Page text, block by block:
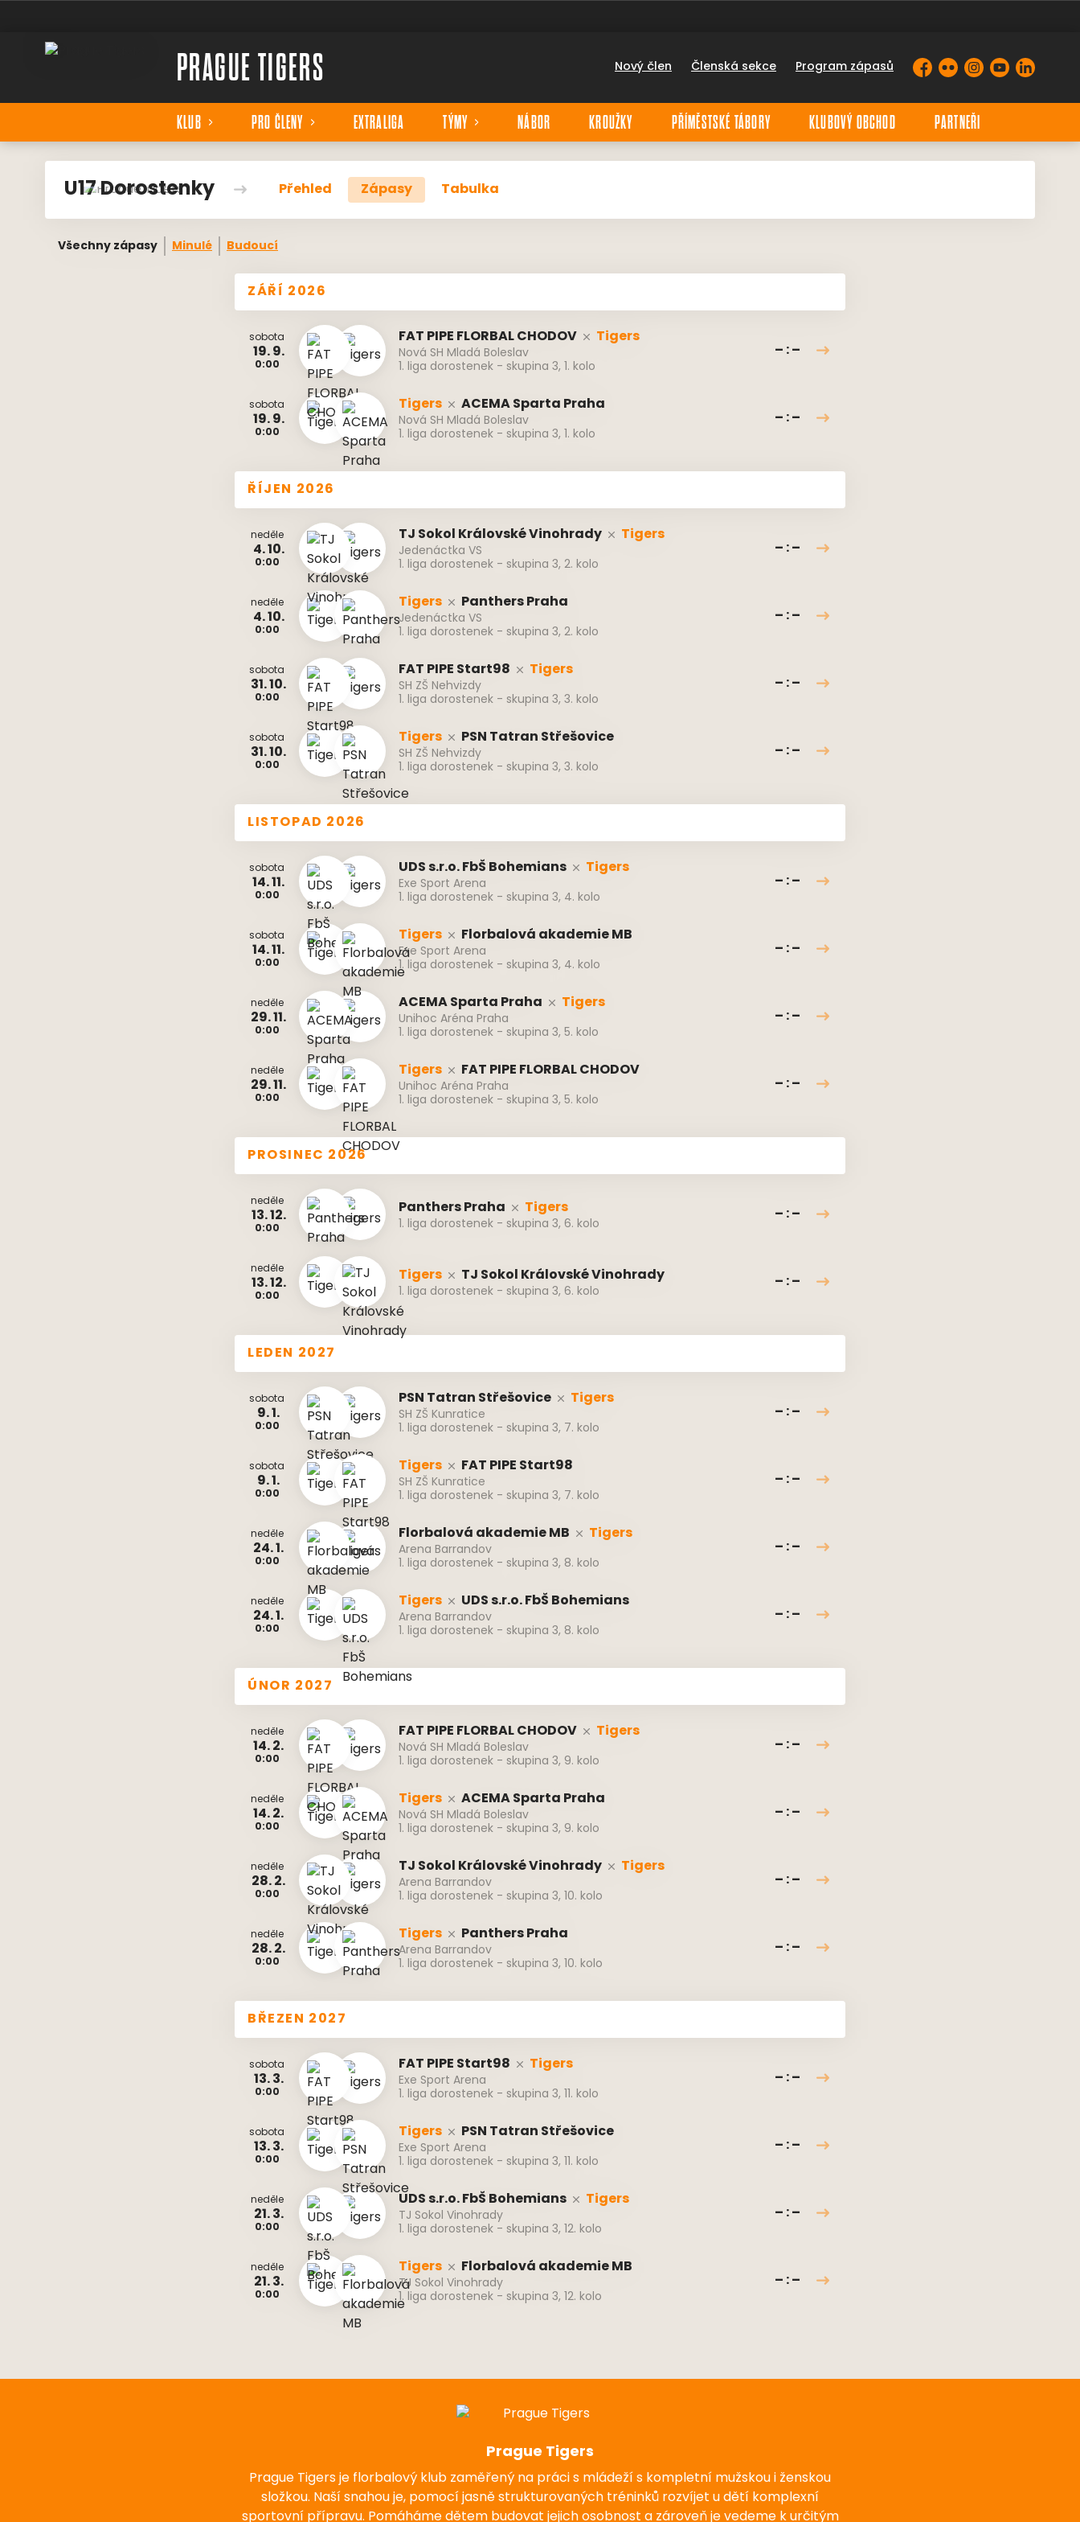
PRAGUE TIGERS Nový člen Členská sekce Program zápasů Facebook
FlickrInstagram
YouTubeLinkedIn
KLUB PRO ČLENY EXTRALIGA TÝMY NÁBOR KROUŽKY PŘÍMĚSTSKÉ TÁBORY KLUBOVÝ OBCHOD PARTNEŘI
U17 Dorostenky Přehled Zápasy Tabulka
Všechny zápasy Minulé Budoucí
ZÁŘÍ 2026
sobota
19. 9.
0:00
FAT PIPE FLORBAL CHODOV Tigers
Nová SH Mladá Boleslav
1. liga dorostenek - skupina 3, 1. kolo
– : –
sobota
19. 9.
0:00
Tigers ACEMA Sparta Praha
Nová SH Mladá Boleslav
1. liga dorostenek - skupina 3, 1. kolo
– : –
ŘÍJEN 2026
neděle
4. 10.
0:00
TJ Sokol Královské Vinohrady Tigers
Jedenáctka VS
1. liga dorostenek - skupina 3, 2. kolo
– : –
neděle
4. 10.
0:00
Tigers Panthers Praha
Jedenáctka VS
1. liga dorostenek - skupina 3, 2. kolo
– : –
sobota
31. 10.
0:00
FAT PIPE Start98 Tigers
SH ZŠ Nehvizdy
1. liga dorostenek - skupina 3, 3. kolo
– : –
sobota
31. 10.
0:00
Tigers PSN Tatran Střešovice
SH ZŠ Nehvizdy
1. liga dorostenek - skupina 3, 3. kolo
– : –
LISTOPAD 2026
sobota
14. 11.
0:00
UDS s.r.o. FbŠ Bohemians Tigers
Exe Sport Arena
1. liga dorostenek - skupina 3, 4. kolo
– : –
sobota
14. 11.
0:00
Tigers Florbalová akademie MB
Exe Sport Arena
1. liga dorostenek - skupina 3, 4. kolo
– : –
neděle
29. 11.
0:00
ACEMA Sparta Praha Tigers
Unihoc Aréna Praha
1. liga dorostenek - skupina 3, 5. kolo
– : –
neděle
29. 11.
0:00
Tigers FAT PIPE FLORBAL CHODOV
Unihoc Aréna Praha
1. liga dorostenek - skupina 3, 5. kolo
– : –
PROSINEC 2026
neděle
13. 12.
0:00
Panthers Praha Tigers
1. liga dorostenek - skupina 3, 6. kolo – : –
neděle
13. 12.
0:00
Tigers TJ Sokol Královské Vinohrady
1. liga dorostenek - skupina 3, 6. kolo – : –
LEDEN 2027
sobota
9. 1.
0:00
PSN Tatran Střešovice Tigers
SH ZŠ Kunratice
1. liga dorostenek - skupina 3, 7. kolo
– : –
sobota
9. 1.
0:00
Tigers FAT PIPE Start98
SH ZŠ Kunratice
1. liga dorostenek - skupina 3, 7. kolo
– : –
neděle
24. 1.
0:00
Florbalová akademie MB Tigers
Arena Barrandov
1. liga dorostenek - skupina 3, 8. kolo
– : –
neděle
24. 1.
0:00
Tigers UDS s.r.o. FbŠ Bohemians
Arena Barrandov
1. liga dorostenek - skupina 3, 8. kolo
– : –
ÚNOR 2027
neděle
14. 2.
0:00
FAT PIPE FLORBAL CHODOV Tigers
Nová SH Mladá Boleslav
1. liga dorostenek - skupina 3, 9. kolo
– : –
neděle
14. 2.
0:00
Tigers ACEMA Sparta Praha
Nová SH Mladá Boleslav
1. liga dorostenek - skupina 3, 9. kolo
– : –
neděle
28. 2.
0:00
TJ Sokol Královské Vinohrady Tigers
Arena Barrandov
1. liga dorostenek - skupina 3, 10. kolo
– : –
neděle
28. 2.
0:00
Tigers Panthers Praha
Arena Barrandov
1. liga dorostenek - skupina 3, 10. kolo
– : –
BŘEZEN 2027
sobota
13. 3.
0:00
FAT PIPE Start98 Tigers
Exe Sport Arena
1. liga dorostenek - skupina 3, 11. kolo
– : –
sobota
13. 3.
0:00
Tigers PSN Tatran Střešovice
Exe Sport Arena
1. liga dorostenek - skupina 3, 11. kolo
– : –
neděle
21. 3.
0:00
UDS s.r.o. FbŠ Bohemians Tigers
TJ Sokol Vinohrady
1. liga dorostenek - skupina 3, 12. kolo
– : –
neděle
21. 3.
0:00
Tigers Florbalová akademie MB
TJ Sokol Vinohrady
1. liga dorostenek - skupina 3, 12. kolo
– : –
Prague Tigers
Prague Tigers je florbalový klub zaměřený na práci s mládeží s kompletní mužskou i ženskou
složkou. Naší snahou je, pomocí jasně strukturovaných tréninků rozvíjet u dětí komplexní
sportovní přípravu. Pomáháme dětem budovat jejich osobnost a zároveň je vedeme k určitým